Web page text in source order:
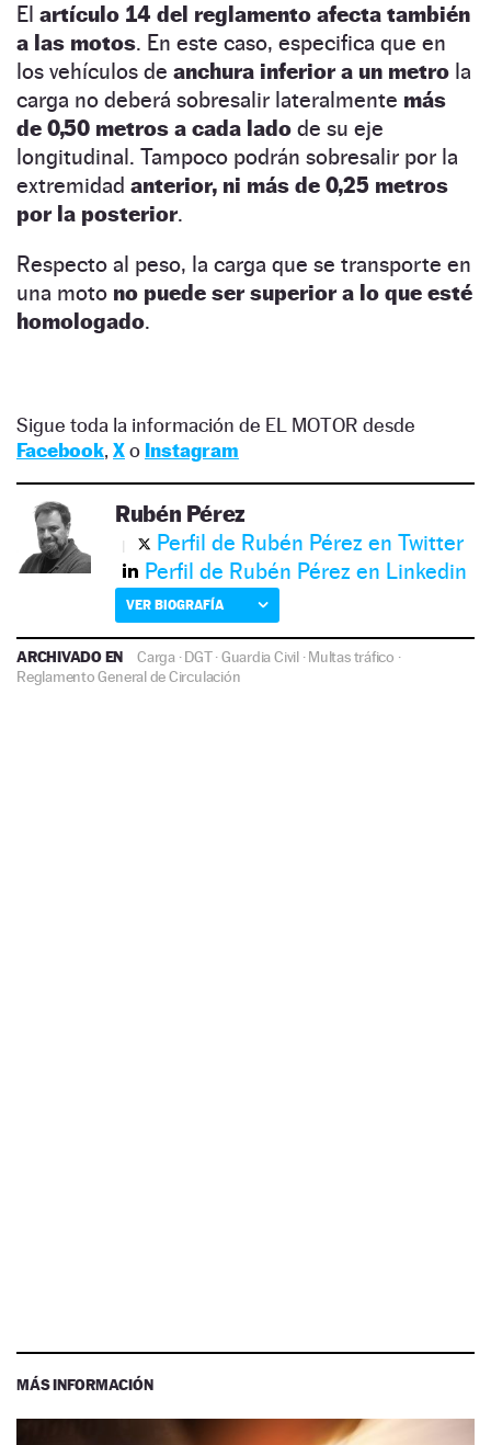
El artículo 14 del reglamento afecta también
a las motos. En este caso, especifica que en
los vehículos de anchura inferior a un metro la
carga no deberá sobresalir lateralmente más
de 0,50 metros a cada lado de su eje
longitudinal. Tampoco podrán sobresalir por la
extremidad anterior, ni más de 0,25 metros
por la posterior.
Respecto al peso, la carga que se transporte en
una moto no puede ser superior a lo que esté
homologado.
Sigue toda la información de EL MOTOR desde
Facebook, Xo Instagram
Rubén Pérez
Perfil de Rubén Pérez en Twitter
Perfil de Rubén Pérez en Linkedin
VER BIOGRAFÍA
ARCHIVADO EN Carga·DGT·Guardia Civil·Multas tráfico ·
Reglamento General de Circulación
MÁS INFORMACIÓN